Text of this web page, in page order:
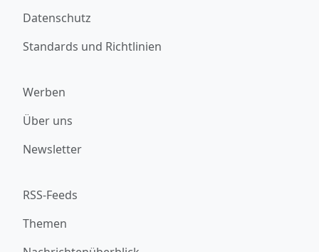
Datenschutz
Standards und Richtlinien
Werben
Über uns
Newsletter
RSS-Feeds
Themen